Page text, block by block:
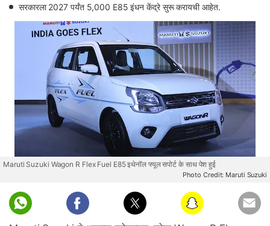
सरकारला 2027 पर्यंत 5,000 E85 इंधन केंद्रे सुरू करायची आहेत.
Maruti Suzuki Wagon R Flex Fuel E85 इथेनॉल फ्यूल सपोर्ट के साथ पेश हुई
Photo Credit: Maruti Suzuki